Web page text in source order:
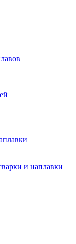
и наплавки